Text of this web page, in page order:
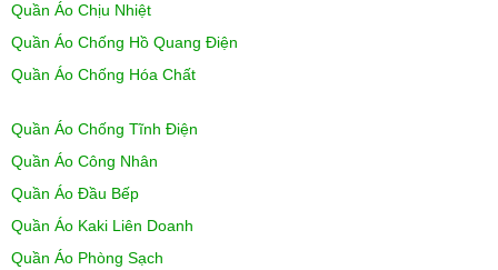
Quần Áo Chịu Nhiệt
Quần Áo Chống Hồ Quang Điện
Quần Áo Chống Hóa Chất
Quần Áo Chống Tĩnh Điện
Quần Áo Công Nhân
Quần Áo Đầu Bếp
Quần Áo Kaki Liên Doanh
Quần Áo Phòng Sạch